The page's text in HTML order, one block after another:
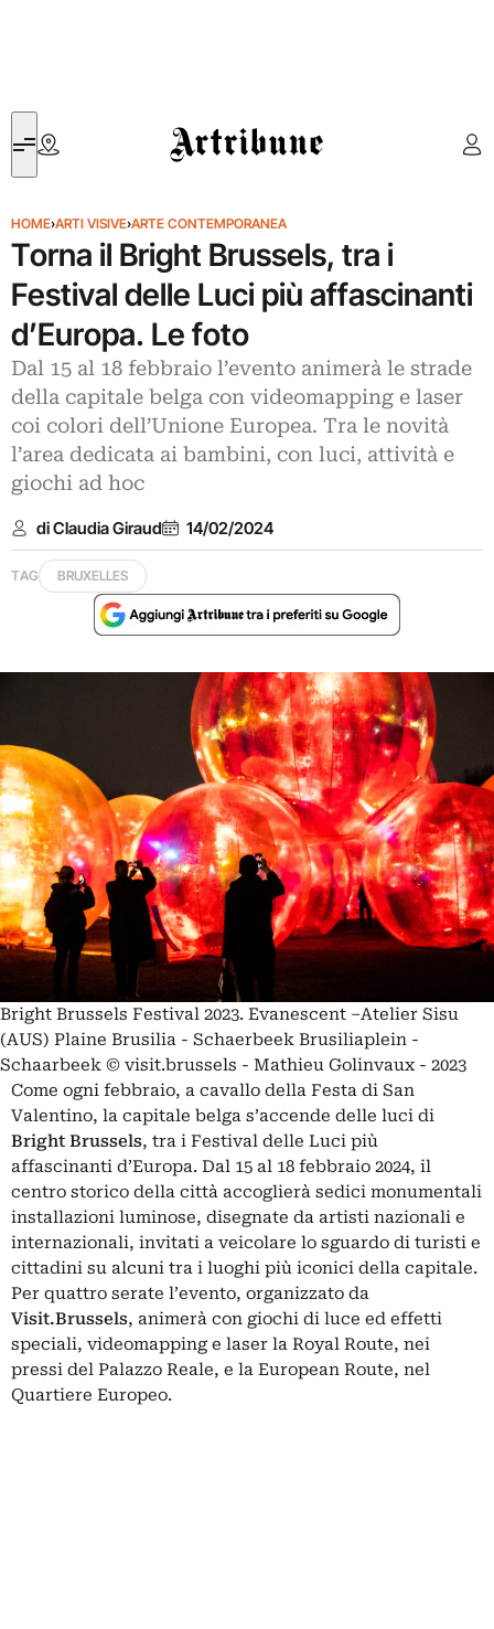
Artribune
HOME›ARTI VISIVE›ARTE CONTEMPORANEA
Torna il Bright Brussels, tra i
Festival delle Luci più affascinanti
d’Europa. Le foto
Dal 15 al 18 febbraio l’evento animerà le strade
della capitale belga con videomapping e laser
coi colori dell’Unione Europea. Tra le novità
l’area dedicata ai bambini, con luci, attività e
giochi ad hoc
di Claudia Giraud 14/02/2024
TAG BRUXELLES
Bright Brussels Festival 2023. Evanescent –Atelier Sisu
(AUS) Plaine Brusilia - Schaerbeek Brusiliaplein -
Schaarbeek © visit.brussels - Mathieu Golinvaux - 2023
Come ogni febbraio, a cavallo della Festa di San
Valentino, la capitale belga s’accende delle luci di
Bright Brussels, tra i Festival delle Luci più
affascinanti d’Europa. Dal 15 al 18 febbraio 2024, il
centro storico della città accoglierà sedici monumentali
installazioni luminose, disegnate da artisti nazionali e
internazionali, invitati a veicolare lo sguardo di turisti e
cittadini su alcuni tra i luoghi più iconici della capitale.
Per quattro serate l’evento, organizzato da
Visit.Brussels, animerà con giochi di luce ed effetti
speciali, videomapping e laser la Royal Route, nei
pressi del Palazzo Reale, e la European Route, nel
Quartiere Europeo.